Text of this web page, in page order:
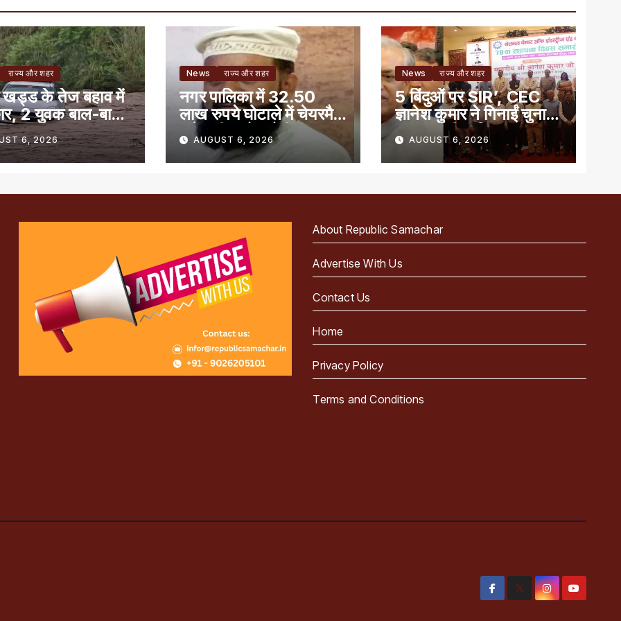
राज्य और शहर
खड्ड के तेज बहाव में
2 युवक बाल-बाल
6, 2026
News राज्य और शहर
नगर पालिका में 32.50
लाख रुपये घोटाले में चेयरमैन
समेत तीन लोग दोषी
AUGUST 6, 2026
News राज्य और शहर
5 बिंदुओं पर SIR’, CEC
ज्ञानेश कुमार ने गिनाईं चुनाव
प्रबंधन की खूबियां
AUGUST 6, 2026
About Republic Samachar
Advertise With Us
Contact Us
Home
Privacy Policy
Terms and Conditions